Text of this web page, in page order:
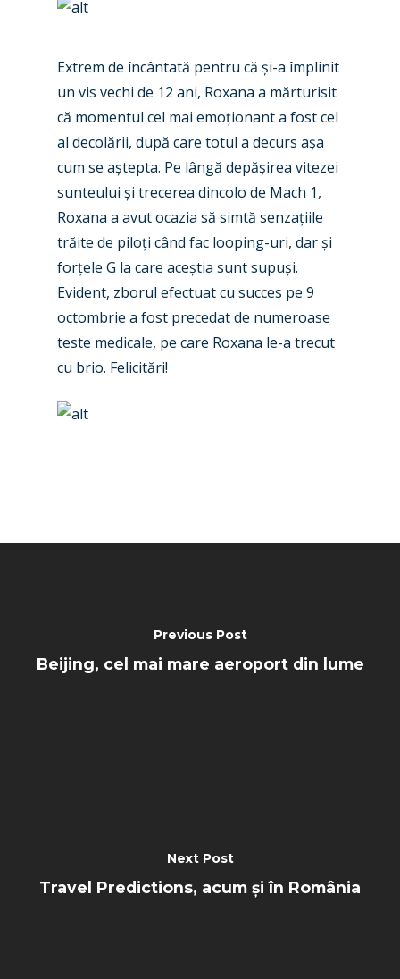
Extrem de încântată pentru că și-a împlinit
un vis vechi de 12 ani, Roxana a mărturisit
că momentul cel mai emoționant a fost cel
al decolării, după care totul a decurs așa
cum se aștepta. Pe lângă depășirea vitezei
sunteului și trecerea dincolo de Mach 1,
Roxana a avut ocazia să simtă senzațiile
trăite de piloți când fac looping-uri, dar și
forțele G la care aceștia sunt supuși.
Evident, zborul efectuat cu succes pe 9
octombrie a fost precedat de numeroase
teste medicale, pe care Roxana le-a trecut
cu brio. Felicitări!
Previous Post
Beijing, cel mai mare aeroport din lume
Next Post
Travel Predictions, acum și în România
Paris 2025
Farnborough 2024
Farnborough 2022
Dubai 2019
Paris 2019
Military
Trip Reports
Marketplace
Jobs
Contact